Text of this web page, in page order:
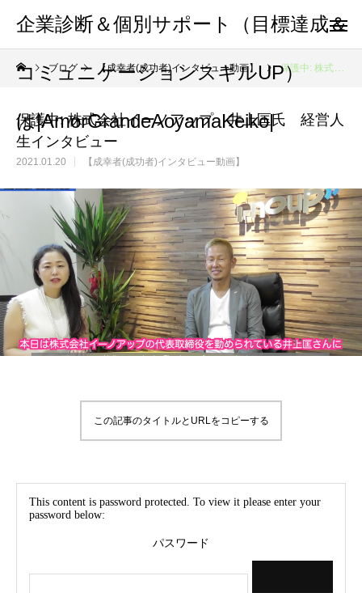
企業診断＆個別サポート（目標達成＆
コミュニケーションスキルUP）
は|AmorGrandeAoyamaKeiko|
ブログ 【成幸者(成功者)インタビュー動画】 保護中: 株式会社イーノアップ 井上匡氏 経営人生インタビュー
保護中: 株式会社イーノアップ 井上匡氏 経営人
生インタビュー
2021.01.20 【成幸者(成功者)インタビュー動画】
この記事のタイトルとURLをコピーする
This content is password protected. To view it please enter your
password below:
パスワード